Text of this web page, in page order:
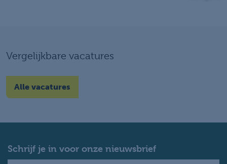
Vergelijkbare vacatures
Alle vacatures
Schrijf je in voor onze nieuwsbrief